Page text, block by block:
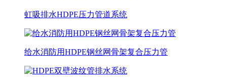
虹吸排水HDPE压力管道系统
给水消防用HDPE钢丝网骨架复合压力管